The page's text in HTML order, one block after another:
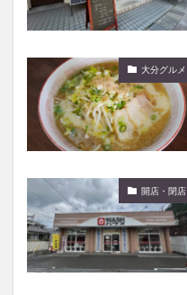
大分グルメ
開店・閉店